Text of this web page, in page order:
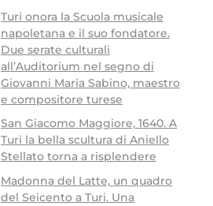
Turi onora la Scuola musicale
napoletana e il suo fondatore.
Due serate culturali
all’Auditorium nel segno di
Giovanni Maria Sabino, maestro
e compositore turese
San Giacomo Maggiore, 1640. A
Turi la bella scultura di Aniello
Stellato torna a risplendere
Madonna del Latte, un quadro
del Seicento a Turi. Una